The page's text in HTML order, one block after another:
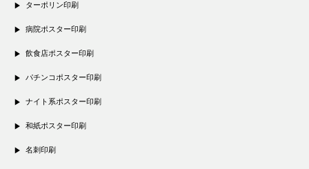
ターポリン印刷
病院ポスター印刷
飲食店ポスター印刷
パチンコポスター印刷
ナイト系ポスター印刷
和紙ポスター印刷
名刺印刷